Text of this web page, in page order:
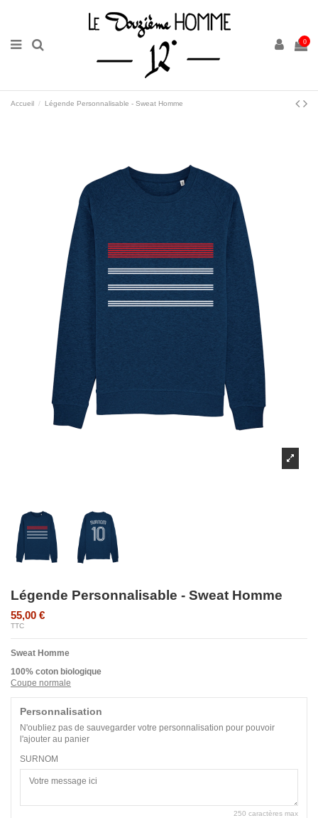
0
Accueil Légende Personnalisable - Sweat Homme
Légende Personnalisable - Sweat Homme
55,00 €
TTC
Sweat Homme
100% coton biologique
Coupe normale
Personnalisation
N'oubliez pas de sauvegarder votre personnalisation pour pouvoir
l'ajouter au panier
SURNOM
250 caractères max